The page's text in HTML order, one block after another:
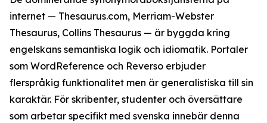
internet — Thesaurus.com, Merriam-Webster
Thesaurus, Collins Thesaurus — är byggda kring
engelskans semantiska logik och idiomatik. Portaler
som WordReference och Reverso erbjuder
flerspråkig funktionalitet men är generalistiska till sin
karaktär. För skribenter, studenter och översättare
som arbetar specifikt med svenska innebär denna